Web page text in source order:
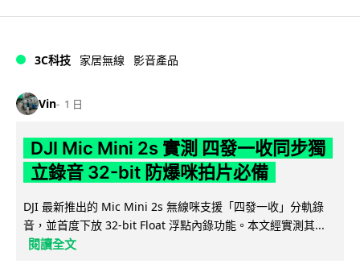
3C科技 家居無線 影音產品
Vin 1 日
DJI Mic Mini 2s 實測 四發一收同步獨
立錄音 32-bit 防爆咪拍片必備
DJI 最新推出的 Mic Mini 2s 無線咪支援「四發一收」分軌錄
音，並首度下放 32-bit Float 浮點內錄功能。本文經實測其...
閱讀全文